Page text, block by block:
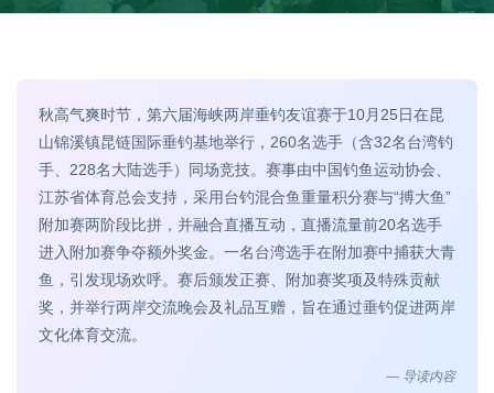
秋高气爽时节，第六届海峡两岸垂钓友谊赛于10月25日在昆
山锦溪镇昆链国际垂钓基地举行，260名选手（含32名台湾钓
手、228名大陆选手）同场竞技。赛事由中国钓鱼运动协会、
江苏省体育总会支持，采用台钓混合鱼重量积分赛与“搏大鱼”
附加赛两阶段比拼，并融合直播互动，直播流量前20名选手
进入附加赛争夺额外奖金。一名台湾选手在附加赛中捕获大青
鱼，引发现场欢呼。赛后颁发正赛、附加赛奖项及特殊贡献
奖，并举行两岸交流晚会及礼品互赠，旨在通过垂钓促进两岸
文化体育交流。
— 导读内容